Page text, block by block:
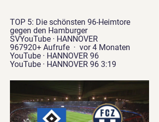
TOP 5: Die schönsten 96-Heimtore
gegen den Hamburger
SVYouTube · HANNOVER
967920+ Aufrufe  ·  vor 4 Monaten
YouTube · HANNOVER 96
YouTube · HANNOVER 96 3:19